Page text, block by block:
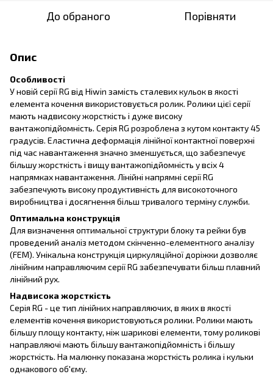
До обраного Порівняти
Опис
Особливості
У новій серії RG від Hiwin замість сталевих кульок в якості
елемента кочення використовується ролик. Ролики цієї серії
мають надвисоку жорсткість і дуже високу
вантажопідйомність. Серія RG розроблена з кутом контакту 45
градусів. Еластична деформація лінійної контактної поверхні
під час навантаження значно зменшується, що забезпечує
більшу жорсткість і вищу вантажопідйомність у всіх 4
напрямках навантаження. Лінійні напрямні серії RG
забезпечують високу продуктивність для високоточного
виробництва і досягнення більш тривалого терміну служби.
Оптимальна конструкція
Для визначення оптимальної структури блоку та рейки був
проведений аналіз методом скінченно-елементного аналізу
(FEM). Унікальна конструкція циркуляційної доріжки дозволяє
лінійним направляючим серії RG забезпечувати більш плавний
лінійний рух.
Надвисока жорсткість
Серія RG - це тип лінійних направляючих, в яких в якості
елементів кочення використовуються ролики. Ролики мають
більшу площу контакту, ніж шарикові елементи, тому роликові
направляючі мають більшу вантажопідйомність і більшу
жорсткість. На малюнку показана жорсткість ролика і кульки
однакового об'єму.